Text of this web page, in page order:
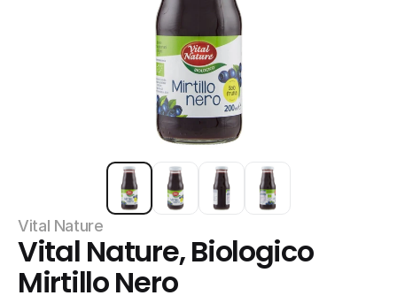
Vital Nature
Vital Nature, Biologico
Mirtillo Nero